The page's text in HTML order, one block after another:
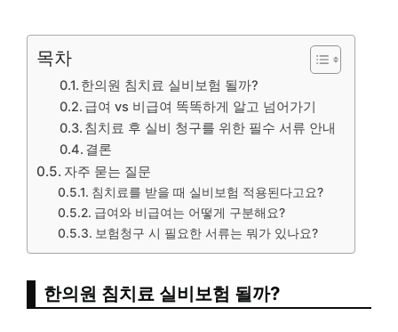
목차
한의원 침치료 실비보험 될까?
급여 vs 비급여 똑똑하게 알고 넘어가기
침치료 후 실비 청구를 위한 필수 서류 안내
결론
자주 묻는 질문
침치료를 받을 때 실비보험 적용된다고요?
급여와 비급여는 어떻게 구분해요?
보험청구 시 필요한 서류는 뭐가 있나요?
한의원 침치료 실비보험 될까?